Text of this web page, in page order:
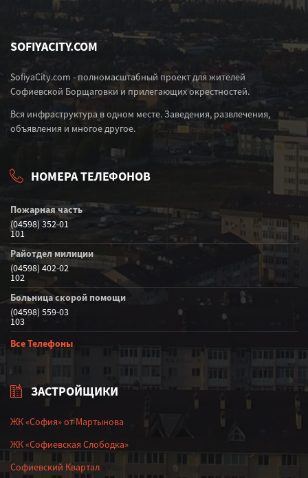
SOFIYACITY.COM
SofiyaCity.com - полномасштабный проект для жителей
Софиевской Борщаговки и прилегающих окрестностей.
Вся инфраструктура в одном месте. Заведения, развлечения,
объявления и многое другое.
НОМЕРА ТЕЛЕФОНОВ
Пожарная часть
(04598) 352-01
101
Райотдел милиции
(04598) 402-02
102
Больница скорой помощи
(04598) 559-03
103
Все Телефоны
ЗАСТРОЙЩИКИ
ЖК «София» от Мартынова
ЖК «Софиевская Слободка»
Софиевский Квартал